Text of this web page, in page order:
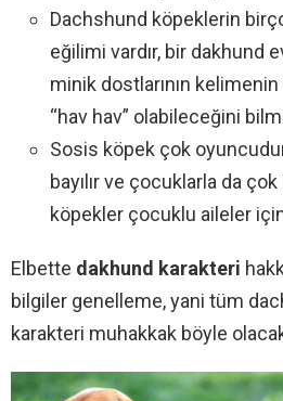
Dachshund köpeklerin
eğilimi vardır, bir dakhund
minik dostlarının
“hav hav” olabileceğini
Sosis köpek çok
bayılır ve çocuklarla da
köpekler çocuklu aileler
Elbette dakhund karakteri
bilgiler genelleme, yani tüm
karakteri muhakkak böyle